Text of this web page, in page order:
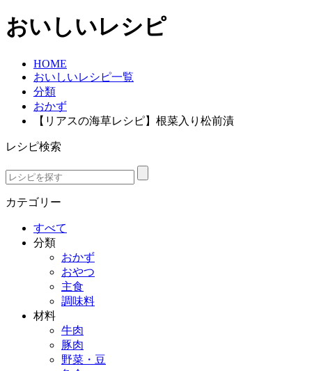
おいしいレシピ
HOME
おいしいレシピ一覧
分類
おかず
【リアスの海草レシピ】根菜入り松前漬
レシピ検索
カテゴリー
すべて
分類
おかず
おやつ
主食
調味料
材料
牛肉
豚肉
野菜・豆